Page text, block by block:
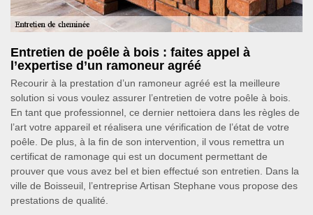
Entretien de poêle à bois : faites appel à
l’expertise d’un ramoneur agréé
Recourir à la prestation d’un ramoneur agréé est la meilleure
solution si vous voulez assurer l’entretien de votre poêle à bois.
En tant que professionnel, ce dernier nettoiera dans les règles de
l’art votre appareil et réalisera une vérification de l’état de votre
poêle. De plus, à la fin de son intervention, il vous remettra un
certificat de ramonage qui est un document permettant de
prouver que vous avez bel et bien effectué son entretien. Dans la
ville de Boisseuil, l’entreprise Artisan Stephane vous propose des
prestations de qualité.